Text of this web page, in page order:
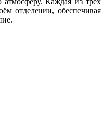
отделении, обеспечивая